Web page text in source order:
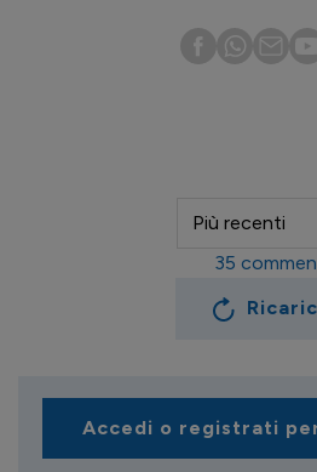
35
Accedi o registrati